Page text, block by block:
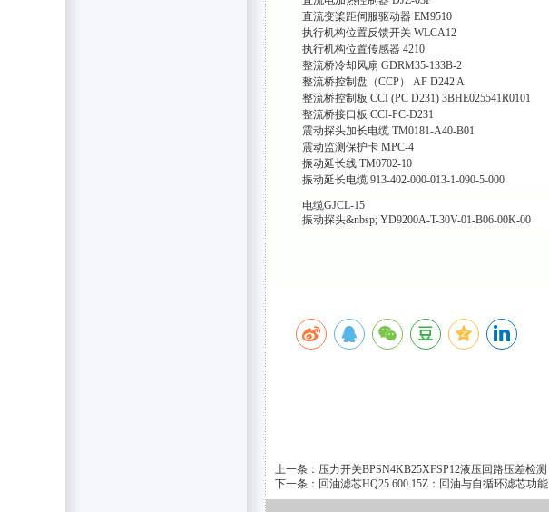
直流变桨距伺服驱动器 EM9510
执行机构位置反馈开关 WLCA12
执行机构位置传感器 4210
整流桥冷却风扇 GDRM35-133B-2
整流桥控制盘（CCP）
AF D242 A
整流桥控制板 CCI (PC D231) 3BHE025541R0101
整流桥接口板 CCI-PC-D231
震动探头加长电缆 TM0181-A40-B01
震动监测保护卡 MPC-4
振动延长线 TM0702-10
振动延长电缆 913-402-000-013-1-090-5-000
电缆GJCL-15
振动探头&nbsp; YD9200A-T-30V-01-B06-00K-00
上一条：压力开关BPSN4KB25XFSP12液压回路压差检测
下一条：回油滤芯HQ25.600.15Z：回油与自循环滤芯功能